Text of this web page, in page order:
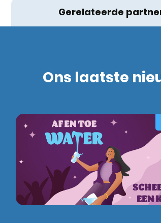
Gerelateerde
Ons laatste